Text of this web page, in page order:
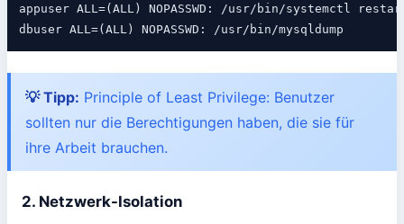
appuser ALL=(ALL) NOPASSWD: /usr/bin/systemctl
dbuser ALL=(ALL) NOPASSWD: /usr/bin/mysqldump
💡 Tipp: Principle of Least Privilege: Benutzer
sollten nur die Berechtigungen haben, die sie für
ihre Arbeit brauchen.
2. Netzwerk-Isolation